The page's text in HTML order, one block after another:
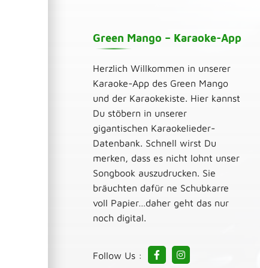
Green Mango – Karaoke-App
Herzlich Willkommen in unserer
Karaoke-App des Green Mango
und der Karaokekiste. Hier kannst
Du stöbern in unserer
gigantischen Karaokelieder-
Datenbank. Schnell wirst Du
merken, dass es nicht lohnt unser
Songbook auszudrucken. Sie
bräuchten dafür ne Schubkarre
voll Papier…daher geht das nur
noch digital.
Follow Us :